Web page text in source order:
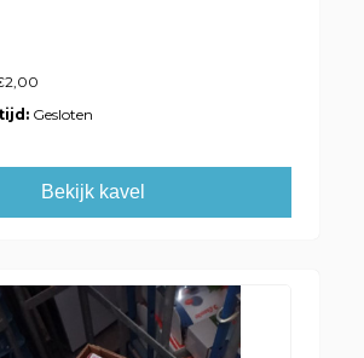
Gesloten
Bekijk kavel